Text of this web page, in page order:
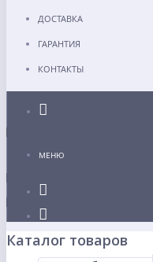
ДОСТАВКА
ГАРАНТИЯ
КОНТАКТЫ
МЕНЮ
Каталог товаров